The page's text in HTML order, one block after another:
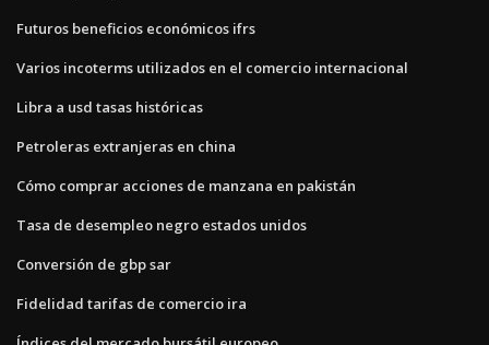
Futuros beneficios económicos ifrs
Varios incoterms utilizados en el comercio internacional
Libra a usd tasas históricas
Petroleras extranjeras en china
Cómo comprar acciones de manzana en pakistán
Tasa de desempleo negro estados unidos
Conversión de gbp sar
Fidelidad tarifas de comercio ira